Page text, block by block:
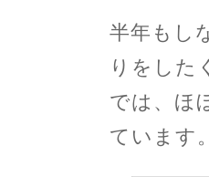
半年もし
りをした
では、ほ
ています